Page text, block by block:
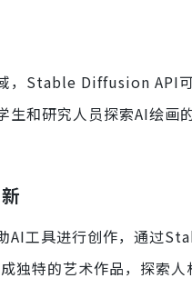
，Stable Diffusion API
生和研究人员探索AI绘画
AI工具进行创作，通过
独特的艺术作品，探索人